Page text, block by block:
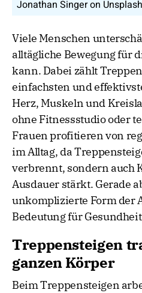
Jonathan Singer on
Viele Menschen
alltägliche Bewegung für
kann. Dabei zählt
einfachsten und
Herz, Muskeln und
ohne Fitnessstudio oder
Frauen profitieren von
im Alltag, da
verbrennt, sondern auch
Ausdauer stärkt. Gerade
unkomplizierte Form der
Bedeutung für
Treppensteigen
ganzen Körper
Beim Treppensteigen